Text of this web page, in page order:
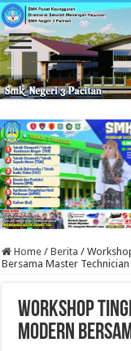
Home / Berita /
Bersama Master
Workshop
Modern